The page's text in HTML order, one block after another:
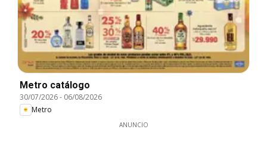
Metro catálogo
30/07/2026- 06/08/2026
Metro
ANUNCIO